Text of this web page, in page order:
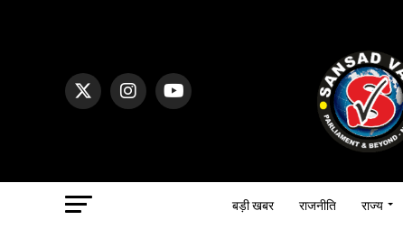
बड़ी खबर राजनीति राज्य